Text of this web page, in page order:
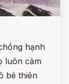
hạnh
luôn cảm
bé thiên